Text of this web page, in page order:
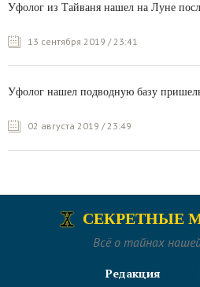
Уфолог из Тайваня нашел на Луне
13 сентября 2019 / 23:41
Уфолог нашел подводную базу
02 августа 2019 / 23:49
СЕКРЕТНЫЕ
Всё о тайнах
Редакция